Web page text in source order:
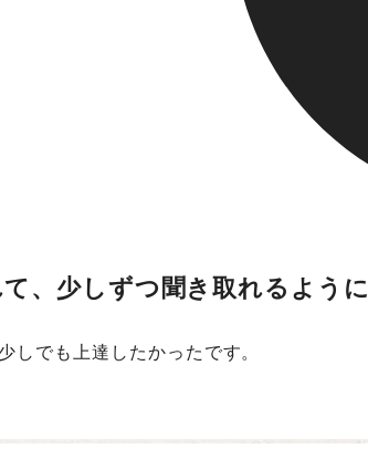
、少しずつ聞き取れるように
しでも上達したかったです。